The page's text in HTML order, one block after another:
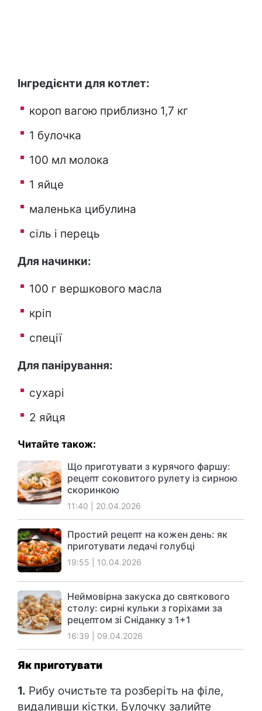
Інгредієнти для котлет:
короп вагою приблизно 1,7 кг
1 булочка
100 мл молока
1 яйце
маленька цибулина
сіль і перець
Для начинки:
100 г вершкового масла
кріп
спеції
Для панірування:
сухарі
2 яйця
Читайте також:
Що приготувати з курячого фаршу:
рецепт соковитого рулету із сирною
скоринкою
11:40 | 20.04.2026
Простий рецепт на кожен день: як
приготувати ледачі голубці
19:55 | 10.04.2026
Неймовірна закуска до святкового
столу: сирні кульки з горіхами за
рецептом зі Сніданку з 1+1
16:39 | 09.04.2026
Як приготувати
1. Рибу очистьте та розберіть на філе,
видаливши кістки. Булочку залийте